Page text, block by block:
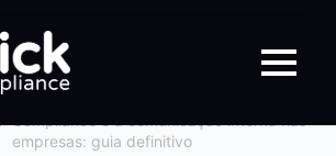
empresas: guia definitivo